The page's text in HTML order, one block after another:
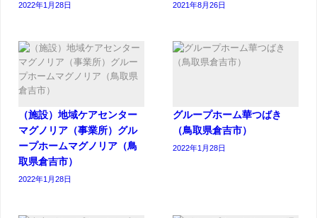
2022年1月28日 2021年8月26日
（施設）地域ケアセンター
マグノリア（事業所）グル
ープホームマグノリア（鳥
取県倉吉市）
2022年1月28日
グループホーム華つばき
（鳥取県倉吉市）
2022年1月28日